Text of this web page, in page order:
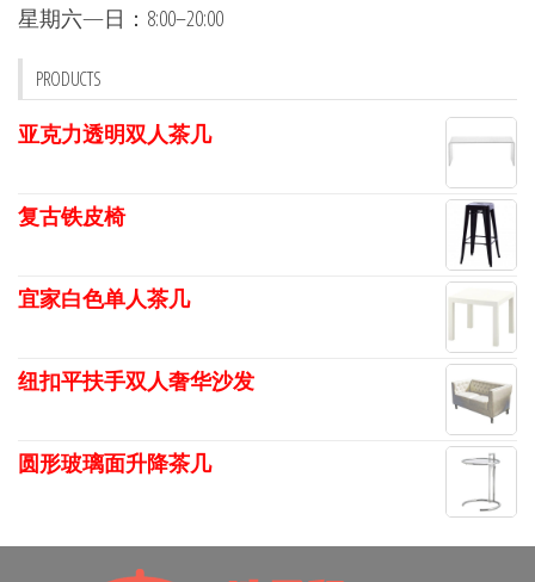
星期六—日：8:00–20:00
PRODUCTS
亚克力透明双人茶几
复古铁皮椅
宜家白色单人茶几
纽扣平扶手双人奢华沙发
圆形玻璃面升降茶几